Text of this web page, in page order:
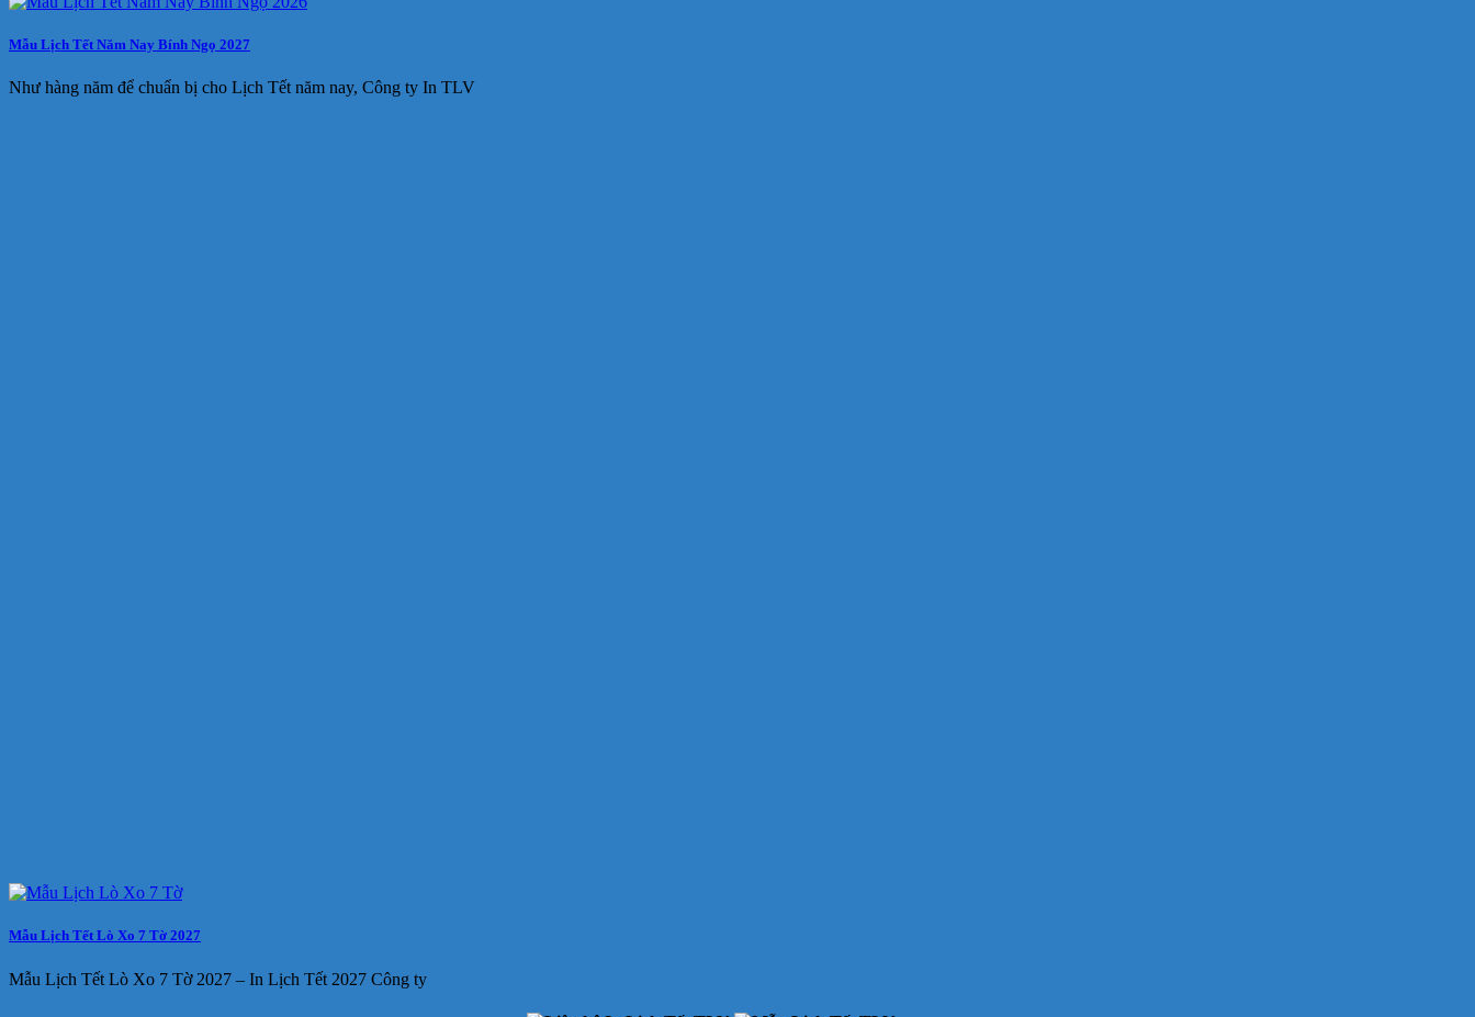
Mẫu Lịch Tết Năm Nay Bính Ngọ 2027
Như hàng năm để chuẩn bị cho Lịch Tết năm nay, Công ty In TLV
Mẫu Lịch Tết Lò Xo 7 Tờ 2027
Mẫu Lịch Tết Lò Xo 7 Tờ 2027 – In Lịch Tết 2027 Công ty